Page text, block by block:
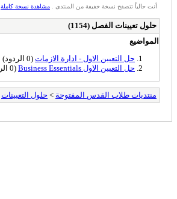
أنت حالياً تتصفح نسخة خفيفة من المنتدى . مشاهدة نسخة كاملة
حلول تعيينات الفصل (1154)
المواضيع
حل التعيين الاول - ادارة الازمات (0 الردود)
حل التعيين الاول Business Essentials
(0 الردود)
منتديات طلاب القدس المفتوحة > حلول التعيينات